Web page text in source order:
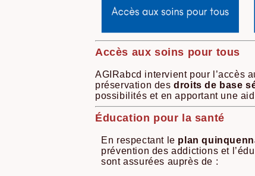
Accès aux soins pour tous
AGIRabcd intervient pour l’accès
préservation desdroits de base
possibilités et en apportant une
Éducation pour la santé
En respectant le plan
prévention des addictions et
sont assurées auprès de :